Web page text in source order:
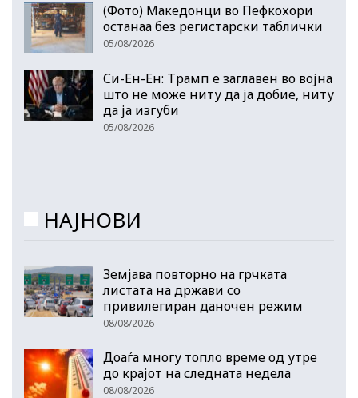
(Фото) Македонци во Пефкохори
останаа без регистарски таблички
05/08/2026
Си-Ен-Ен: Трамп е заглавен во војна
што не може ниту да ја добие, ниту
да ја изгуби
05/08/2026
НАЈНОВИ
Земјава повторно на грчката
листата на држави со
привилегиран даночен режим
08/08/2026
Доаѓа многу топло време од утре
до крајот на следната недела
08/08/2026